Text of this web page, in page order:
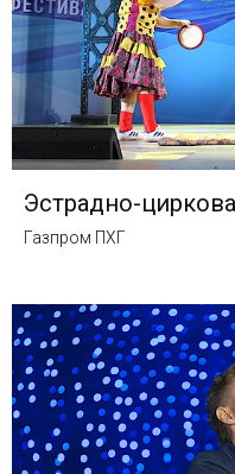
Эстрадно-
Газпром ПХГ